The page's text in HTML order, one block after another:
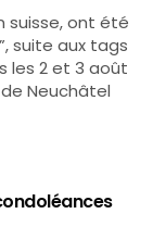
suisse, ont été
suite aux tags
les 2 et 3 août
Neuchâtel